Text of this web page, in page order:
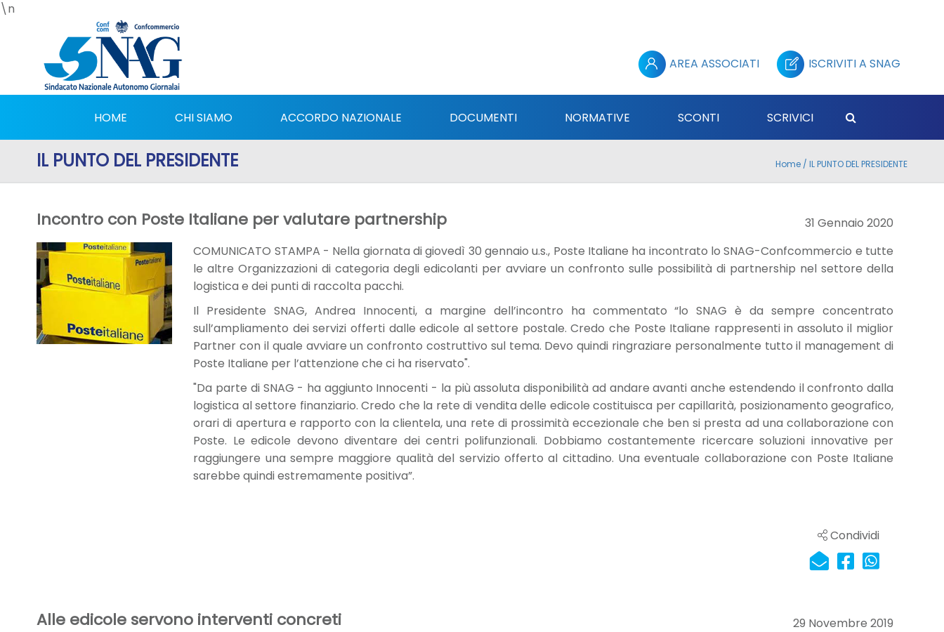
\n
AREA ASSOCIATI ISCRIVITI A SNAG
HOME CHI SIAMO ACCORDO NAZIONALE DOCUMENTI NORMATIVE SCONTI SCRIVICI
IL PUNTO DEL PRESIDENTE Home / IL PUNTO DEL PRESIDENTE
Incontro con Poste Italiane per valutare partnership
31 Gennaio 2020
COMUNICATO STAMPA - Nella giornata di giovedì 30 gennaio u.s., Poste Italiane ha incontrato lo SNAG-Confcommercio e tutte
le altre Organizzazioni di categoria degli edicolanti per avviare un confronto sulle possibilità di partnership nel settore della
logistica e dei punti di raccolta pacchi.
Il Presidente SNAG, Andrea Innocenti, a margine dell’incontro ha commentato “lo SNAG è da sempre concentrato
sull’ampliamento dei servizi offerti dalle edicole al settore postale. Credo che Poste Italiane rappresenti in assoluto il miglior
Partner con il quale avviare un confronto costruttivo sul tema. Devo quindi ringraziare personalmente tutto il management di
Poste Italiane per l’attenzione che ci ha riservato".
"Da parte di SNAG - ha aggiunto Innocenti - la più assoluta disponibilità ad andare avanti anche estendendo il confronto dalla
logistica al settore finanziario. Credo che la rete di vendita delle edicole costituisca per capillarità, posizionamento geografico,
orari di apertura e rapporto con la clientela, una rete di prossimità eccezionale che ben si presta ad una collaborazione con
Poste. Le edicole devono diventare dei centri polifunzionali. Dobbiamo costantemente ricercare soluzioni innovative per
raggiungere una sempre maggiore qualità del servizio offerto al cittadino. Una eventuale collaborazione con Poste Italiane
sarebbe quindi estremamente positiva”.
Condividi
Alle edicole servono interventi concreti
29 Novembre 2019